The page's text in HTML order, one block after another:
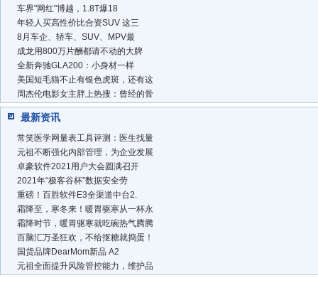
车界"网红"博越，1.8T爆18
年轻人买高性价比合资SUV 这三
8月车企、轿车、SUV、MPV最
成龙用800万片酬都请不动的大牌
全新奔驰GLA200：小身材一样
美国短毛猫不止有银色虎斑，还有这
周杰伦电影女主胖上热搜：曾经的骨
最新资讯
常笑医学网量表工具评测：医生找量
元祖不断强化内部管理，为企业发展
卓豪软件2021用户大会圆满召开
2021年“极客谷杯”数据安全劳
重磅！百胜软件E3全渠道中台2.
霜降至，寒冬来！暖胃驱寒从一杯永
霜降时节，暖胃驱寒就吃碗热气腾腾
百脑汇万圣狂欢，不给抠糖就捣蛋！
国货品牌DearMom新品 A2
元祖全面提升风险管控能力，维护品